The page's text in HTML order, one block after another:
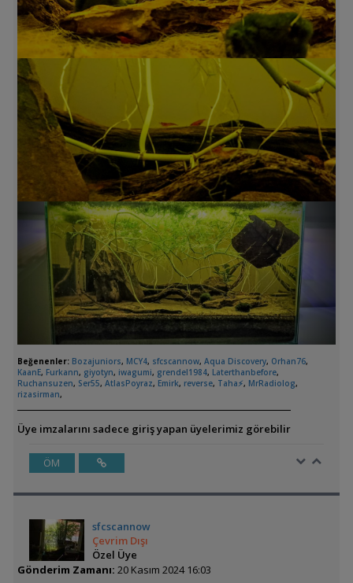
Beğenenler: Bozajuniors, MCY4, sfcscannow, Aqua Discovery, Orhan76,
KaanE, Furkann, giyotyn, iwagumi, grendel1984, Laterthanbefore,
Ruchansuzen, Ser55, AtlasPoyraz, Emirk, reverse, Taha⚡, MrRadiolog,
rizasirman,
Üye imzalarını sadece giriş yapan üyelerimiz görebilir
ÖM
sfcscannow
Çevrim Dışı
Özel Üye
Gönderim Zamanı: 20 Kasım 2024 16:03